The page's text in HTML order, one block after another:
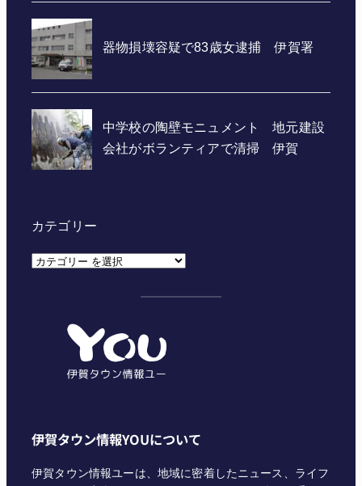
カテゴリー
カ
伊賀タウン情報YOUについて
伊賀タウン情報ユーは、地域に密着したニュース、ライフ